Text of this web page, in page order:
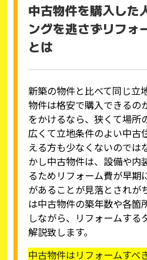
中古物件を購入した
ングを逃さずリフォ
とは
新築の物件と比べて同じ立
物件は格安で購入できるの
をかけるなら、狭くて場所
広くて立地条件のよい中古
える方も少なくないのでは
かし中古物件は、設備や内
るためリフォーム費が早期
があることが見落とされが
は中古物件の築年数や各箇
しながら、リフォームする
解説致します。
中古物件はリフォームすべ